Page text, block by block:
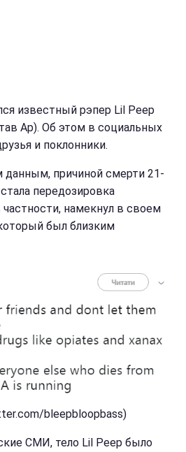
известный рэпер Lil Peep
Ар). Об этом в социальных
и поклонники.
данным, причиной смерти 21-
передозировка
частности, намекнул в своем
был близким
bleepbloopbass)
СМИ, тело Lil Peep было